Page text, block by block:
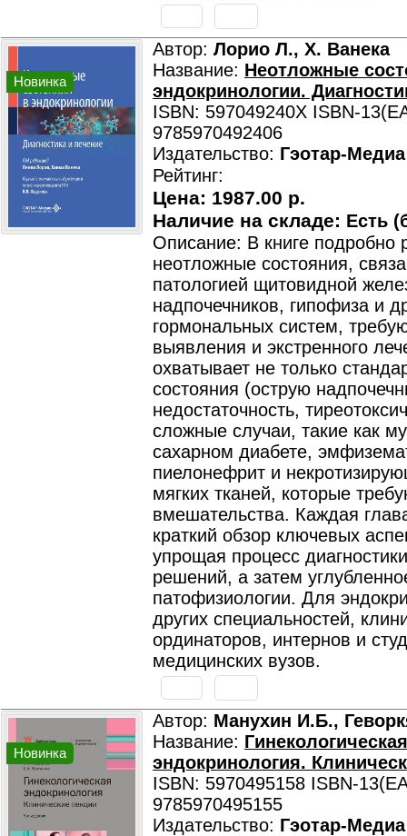
Новинка
Автор: Лорио Л., Х. Ванека
Название: Неотложные
эндокринологии.
ISBN: 597049240X ISBN-
9785970492406
Издательство: Гэотар-Медиа
Рейтинг:
Цена: 1987.00 р.
Наличие на складе: Есть
Описание: В книге подробно
неотложные состояния,
патологией щитовидной
надпочечников, гипофиза и
гормональных систем,
выявления и экстренного
охватывает не только
состояния (острую
недостаточность,
сложные случаи, такие как
сахарном диабете,
пиелонефрит и
мягких тканей, которые
вмешательства. Каждая
краткий обзор ключевых
упрощая процесс
решений, а затем
патофизиологии. Для
других специальностей,
ординаторов, интернов и
медицинских вузов.
Новинка
Автор: Манухин И.Б.,
Название: Гинекологическая
эндокринология.
ISBN: 5970495158 ISBN-
9785970495155
Издательство: Гэотар-Медиа